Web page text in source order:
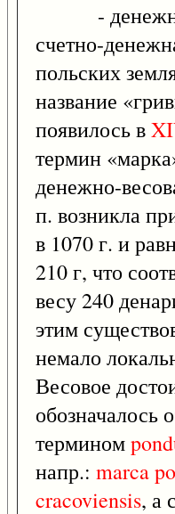
- денежно-
счетно-
польских
название
появилось в
термин
денежно-
п. возникла
в 1070 г. и
210 г, что
весу 240
этим
немало
Весовое
обозначалось
термином
напр.: marca
cracoviensis, а